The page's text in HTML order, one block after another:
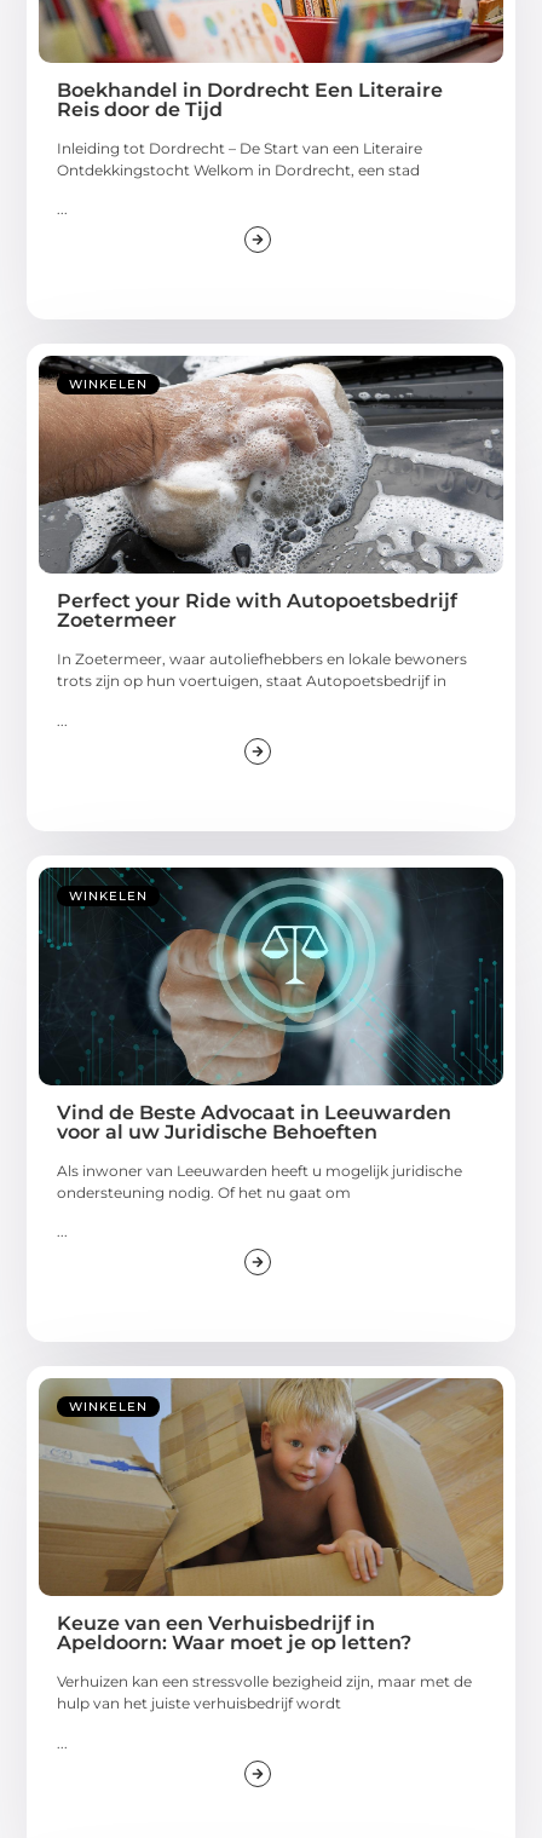
Boekhandel in Dordrecht Een Literaire
Reis door de Tijd
Inleiding tot Dordrecht – De Start van een Literaire
Ontdekkingstocht Welkom in Dordrecht, een stad
...
WINKELEN
Perfect your Ride with Autopoetsbedrijf
Zoetermeer
In Zoetermeer, waar autoliefhebbers en lokale bewoners
trots zijn op hun voertuigen, staat Autopoetsbedrijf in
WINKELEN
Vind de Beste Advocaat in Leeuwarden
voor al uw Juridische Behoeften
Als inwoner van Leeuwarden heeft u mogelijk juridische
ondersteuning nodig. Of het nu gaat om
...
WINKELEN
Keuze van een Verhuisbedrijf in
Apeldoorn: Waar moet je op letten?
Verhuizen kan een stressvolle bezigheid zijn, maar met de
hulp van het juiste verhuisbedrijf wordt